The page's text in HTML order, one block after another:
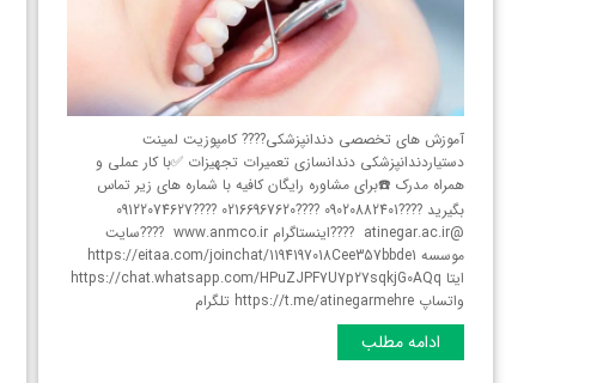
آموزش های تخصصی دندانپزشکی???? کامپوزیت لمینت
دستیاردندانپزشکی دندانسازی تعمیرات تجهیزات ✅با کار عملی و
همراه مدرک ☎️برای مشاوره رایگان کافیه با شماره های زیر تماس
بگیرید ????09020882401 ????02166967620 ????09122074627
@atinegar.ac.ir ????اینستاگرام www.anmco.ir ????سایت
موسسه https://eitaa.com/joinchat/1194197018Cee357bbde1
ایتا https://chat.whatsapp.com/HPuZJPF7U7p27sqkjG0AQq
واتساپ https://t.me/atinegarmehre تلگرام
ادامه مطلب